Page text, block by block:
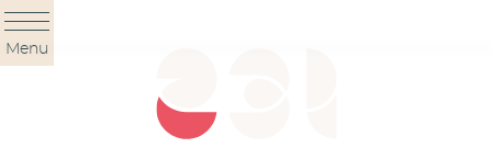
Panneau de gestion des cookies
Menu